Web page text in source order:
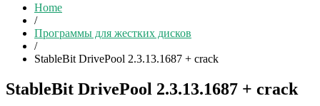
Home
/
Программы для жестких дисков
/
StableBit DrivePool 2.3.13.1687 + crack
StableBit DrivePool 2.3.13.1687 + crack